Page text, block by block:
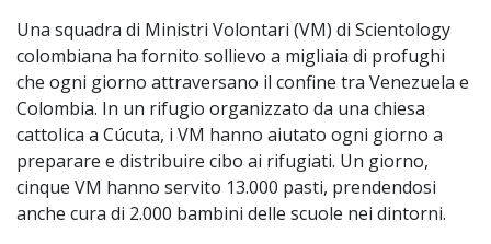
Una squadra di Ministri Volontari (VM) di Scientology
colombiana ha fornito sollievo a migliaia di profughi
che ogni giorno attraversano il confine tra Venezuela e
Colombia. In un rifugio organizzato da una chiesa
cattolica a Cúcuta, i VM hanno aiutato ogni giorno a
preparare e distribuire cibo ai rifugiati. Un giorno,
cinque VM hanno servito 13.000 pasti, prendendosi
anche cura di 2.000 bambini delle scuole nei dintorni.